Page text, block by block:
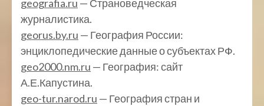
geografia.ru — Страноведческая
журналистика.
georus.by.ru — География России:
энциклопедические данные о субъектах РФ.
geo2000.nm.ru — География: сайт
А.Е.Капустина.
geo-tur.narod.ru — География стран и